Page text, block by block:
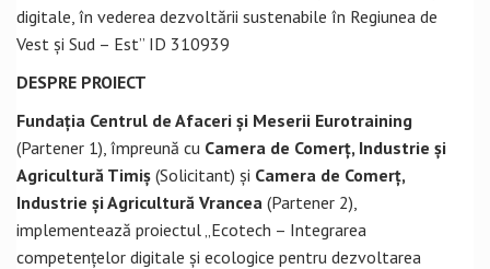
digitale, în vederea dezvoltării sustenabile în Regiunea de
Vest și Sud – Est” ID 310939
DESPRE PROIECT
Fundația Centrul de Afaceri și Meserii Eurotraining
(Partener 1), împreună cu Camera de Comerț, Industrie și
Agricultură Timiș (Solicitant) și Camera de Comerț,
Industrie și Agricultură Vrancea (Partener 2),
implementează proiectul „Ecotech – Integrarea
competențelor digitale și ecologice pentru dezvoltarea